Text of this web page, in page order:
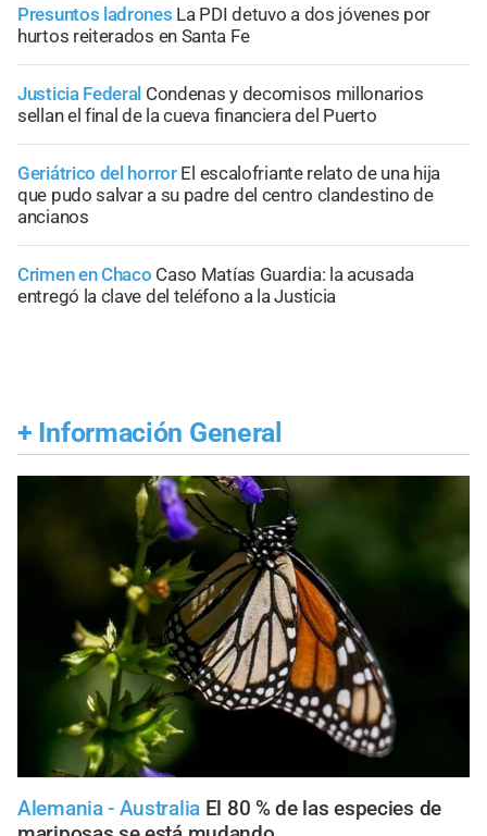
Presuntos ladrones La PDI detuvo a dos jóvenes por
hurtos reiterados en Santa Fe
Justicia Federal Condenas y decomisos millonarios
sellan el final de la cueva financiera del Puerto
Geriátrico del horror El escalofriante relato de una hija
que pudo salvar a su padre del centro clandestino de
ancianos
Crimen en Chaco Caso Matías Guardia: la acusada
entregó la clave del teléfono a la Justicia
+ Información General
Alemania - Australia El 80 % de las especies de